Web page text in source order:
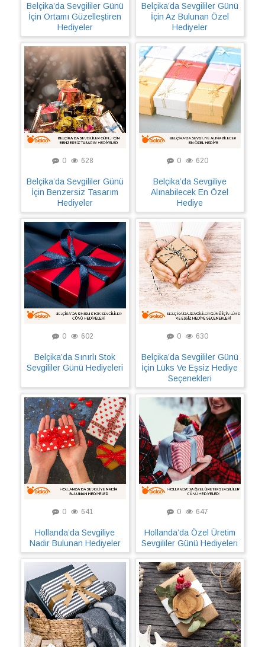
Belçika’da Sevgililer Günü
İçin Ortamı Güzelleştiren
Hediyeler
Belçika’da Sevgililer Günü
İçin Az Bulunan Özel
Hediyeler
0 628
Belçika’da Sevgililer Günü
İçin Benzersiz Tasarım
Hediyeler
0 620
Belçika’da Sevgiliye
Alınabilecek En Özel
Hediye
0 602
Belçika’da Sınırlı Stok
Sevgililer Günü Hediyeleri
0 630
Belçika’da Sevgililer Günü
İçin Lüks Ve Eşsiz Hediye
Seçenekleri
0 641
Hollanda’da Sevgiliye
Nadir Bulunan Hediyeler
0 647
Hollanda’da Özel Üretim
Sevgililer Günü Hediyeleri